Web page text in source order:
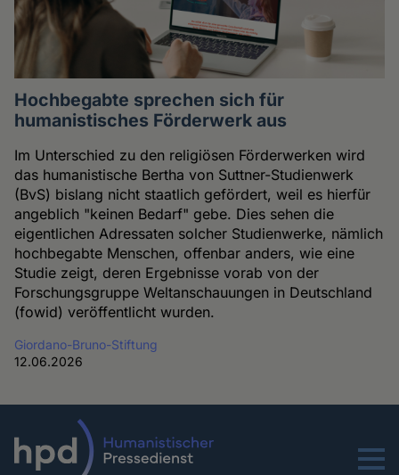
Hochbegabte sprechen sich für
humanistisches Förderwerk aus
Im Unterschied zu den religiösen Förderwerken wird
das humanistische Bertha von Suttner-Studienwerk
(BvS) bislang nicht staatlich gefördert, weil es hierfür
angeblich "keinen Bedarf" gebe. Dies sehen die
eigentlichen Adressaten solcher Studienwerke, nämlich
hochbegabte Menschen, offenbar anders, wie eine
Studie zeigt, deren Ergebnisse vorab von der
Forschungsgruppe Weltanschauungen in Deutschland
(fowid) veröffentlicht wurden.
Giordano-Bruno-Stiftung
12.06.2026
Menu